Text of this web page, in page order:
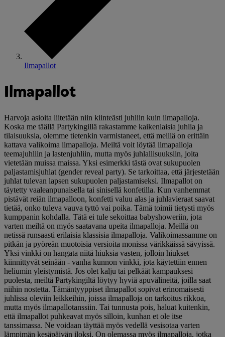
Ilmapallot
Ilmapallot
Harvoja asioita liitetään niin kiinteästi juhliin kuin ilmapalloja.
Koska me täällä Partykingillä rakastamme kaikenlaisia juhlia ja
tilaisuuksia, olemme tietenkin varmistaneet, että meillä on erittäin
kattava valikoima ilmapalloja. Meiltä voit löytää ilmapalloja
teemajuhliin ja lastenjuhliin, mutta myös juhlallisuuksiin, joita
vietetään muissa maissa. Yksi esimerkki tästä ovat sukupuolen
paljastamisjuhlat (gender reveal party). Se tarkoittaa, että järjestetään
juhlat tulevan lapsen sukupuolen paljastamiseksi. Ilmapallot on
täytetty vaaleanpunaisella tai sinisellä konfetilla. Kun vanhemmat
pistävät reiän ilmapalloon, konfetti valuu alas ja juhlavieraat saavat
tietää, onko tuleva vauva tyttö vai poika. Tämä toimii tietysti myös
kumppanin kohdalla. Tätä ei tule sekoittaa babyshoweriin, jota
varten meiltä on myös saatavana upeita ilmapalloja. Meillä on
netissä runsaasti erilaisia klassisia ilmapalloja. Valikoimassamme on
pitkän ja pyöreän muotoisia versioita monissa värikkäissä sävyissä.
Yksi vinkki on hangata niitä hiuksia vasten, jolloin hiukset
kiinnittyvät seinään - vanha kunnon vinkki, jota käytettiin ennen
heliumin yleistymistä. Jos olet kalju tai pelkäät kampauksesi
puolesta, meiltä Partykingiltä löytyy hyviä apuvälineitä, joilla saat
niihin nostetta. Tämäntyyppiset ilmapallot sopivat erinomaisesti
juhlissa oleviin leikkeihin, joissa ilmapalloja on tarkoitus rikkoa,
mutta myös ilmapallotanssiin. Tai tunnusta pois, haluat kuitenkin,
että ilmapallot puhkeavat myös silloin, kunhan et ole itse
tanssimassa. Ne voidaan täyttää myös vedellä vesisotaa varten
lämpimän kesäpäivän iloksi. On olemassa myös ilmapalloja, jotka